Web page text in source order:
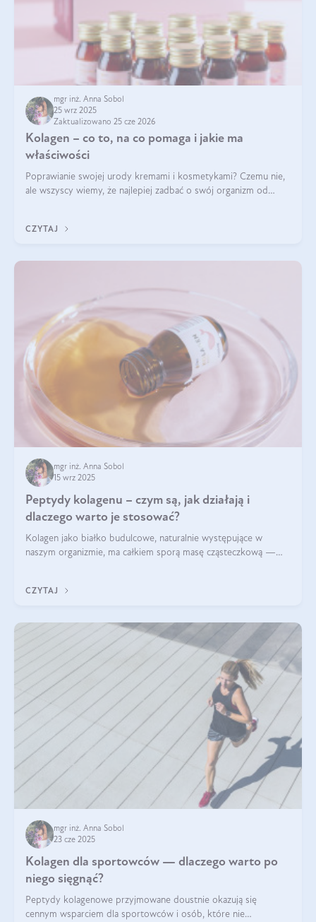
mgr inż. Anna Sobol
25 wrz 2025
Zaktualizowano 25 cze 2026
Kolagen – co to, na co pomaga i jakie ma
właściwości
Poprawianie swojej urody kremami i kosmetykami? Czemu nie,
ale wszyscy wiemy, że najlepiej zadbać o swój organizm od
wysokiej jakości suplem
CZYTAJ
mgr inż. Anna Sobol
15 wrz 2025
Peptydy kolagenu – czym są, jak działają i
dlaczego warto je stosować?
Kolagen jako białko budulcowe, naturalnie występujące w
naszym organizmie, ma całkiem sporą masę cząsteczkową —
bardziej biodostępny
CZYTAJ
mgr inż. Anna Sobol
23 cze 2025
Kolagen dla sportowców — dlaczego warto po
niego sięgnąć?
Peptydy kolagenowe przyjmowane doustnie okazują się
cennym wsparciem dla sportowców i osób, które nie